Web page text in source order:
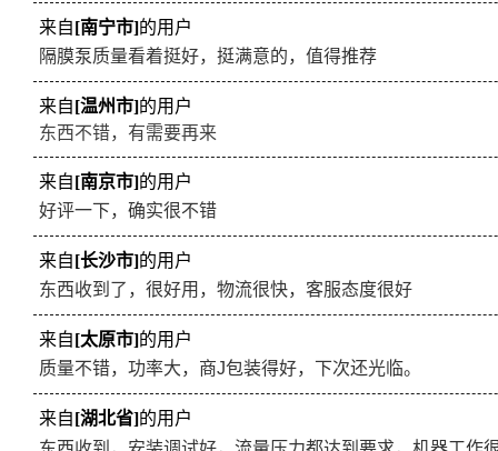
来自[南宁市]的用户
隔膜泵质量看着挺好，挺满意的，值得推荐
来自[温州市]的用户
东西不错，有需要再来
来自[南京市]的用户
好评一下，确实很不错
来自[长沙市]的用户
东西收到了，很好用，物流很快，客服态度很好
来自[太原市]的用户
质量不错，功率大，商J包装得好，下次还光临。
来自[湖北省]的用户